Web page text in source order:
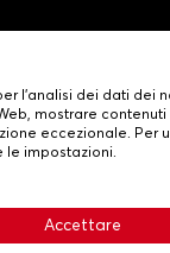
vendita•
e sui cookie•
l'analisi dei dati dei
mostrare
eccezionale. Per
le impostazioni.
Accettare